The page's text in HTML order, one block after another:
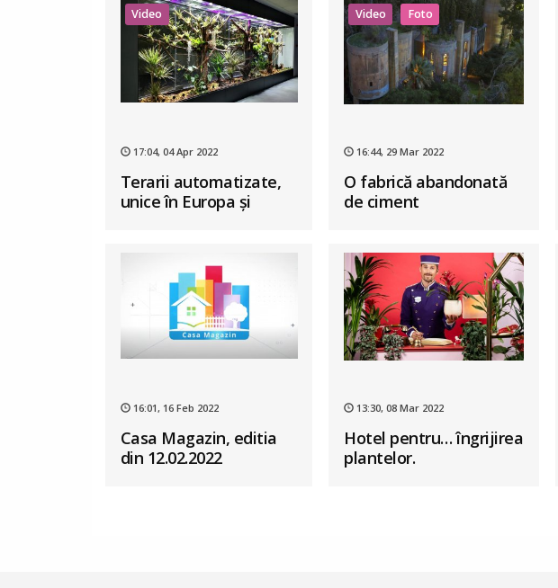
Video
17:04, 04 Apr 2022
Terarii automatizate,
unice în Europa și
Video Foto
16:44, 29 Mar 2022
O fabrică abandonată
de ciment
16:01, 16 Feb 2022
Casa Magazin, editia
din 12.02.2022
13:30, 08 Mar 2022
Hotel pentru… îngrijirea
plantelor.